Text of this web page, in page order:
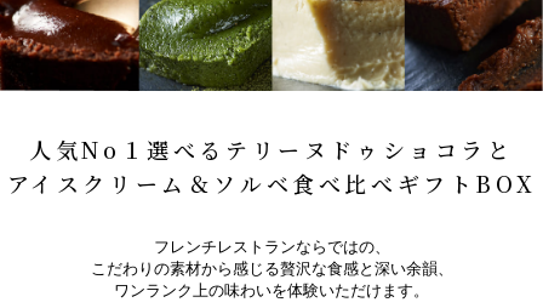
人気No１選べるテリーヌドゥショコラと
アイスクリーム＆ソルベ食べ比べギフトBOX
フレンチレストランならではの、
こだわりの素材から感じる贅沢な食感と深い余韻、
ワンランク上の味わいを体験いただけます。